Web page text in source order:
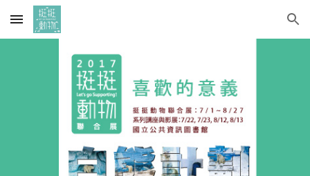
Skip to main content Skip to navigation